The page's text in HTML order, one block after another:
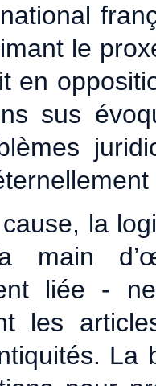
le
en
sus
la
main
liée -
les
La